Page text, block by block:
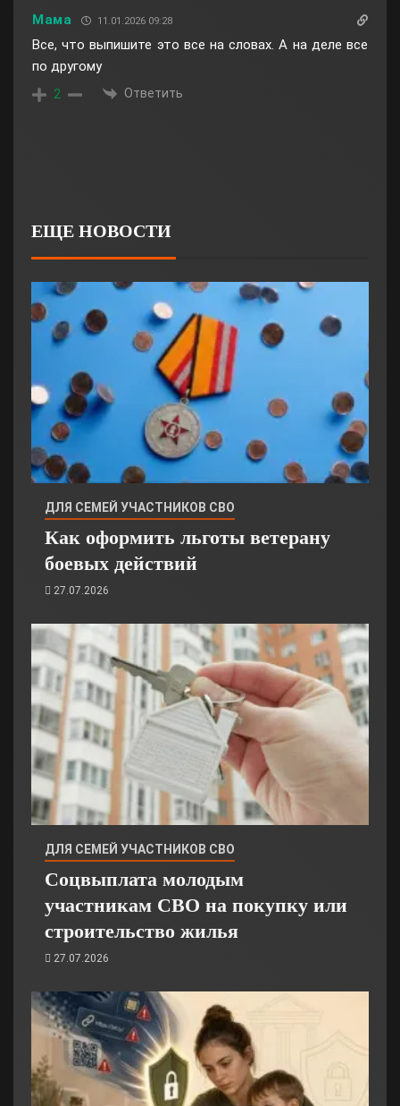
Мама 11.01.2026 09:28
Все, что выпишите это все на словах. А на деле все
по другому
2 Ответить
ЕЩЕ НОВОСТИ
ДЛЯ СЕМЕЙ УЧАСТНИКОВ СВО
Как оформить льготы ветерану
боевых действий
27.07.2026
ДЛЯ СЕМЕЙ УЧАСТНИКОВ СВО
Соцвыплата молодым
участникам СВО на покупку или
строительство жилья
27.07.2026